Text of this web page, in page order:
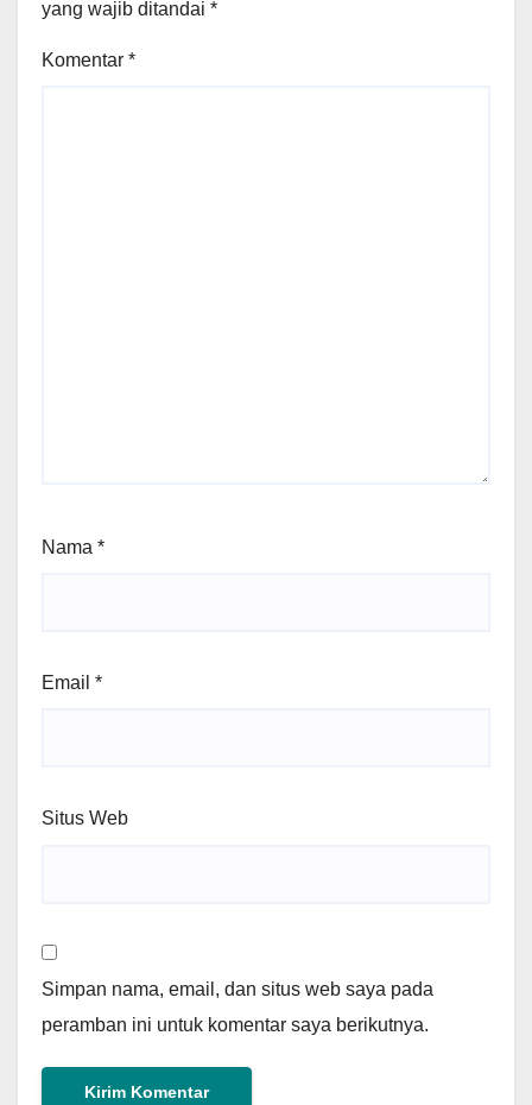
yang wajib ditandai *
Komentar *
Nama *
Email *
Situs Web
Simpan nama, email, dan situs web saya pada
peramban ini untuk komentar saya berikutnya.